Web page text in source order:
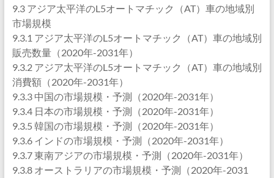
9.3 アジア太平洋のL5オートマチック（AT）車の地域別
市場規模
9.3.1 アジア太平洋のL5オートマチック（AT）車の地域別
販売数量（2020年-2031年）
9.3.2 アジア太平洋のL5オートマチック（AT）車の地域別
消費額（2020年-2031年）
9.3.3 中国の市場規模・予測（2020年-2031年）
9.3.4 日本の市場規模・予測（2020年-2031年）
9.3.5 韓国の市場規模・予測（2020年-2031年）
9.3.6 インドの市場規模・予測（2020年-2031年）
9.3.7 東南アジアの市場規模・予測（2020年-2031年）
9.3.8 オーストラリアの市場規模・予測（2020年-2031